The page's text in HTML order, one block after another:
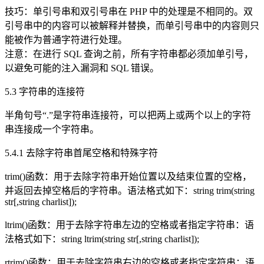
技巧：单引号串和双引号串在 PHP 中的处理是不相同的。双
引号串中的内容可以被解释并替换，而单引号串中的内容则只
能被作为普通字符进行处理。
注意：在进行 SQL 查询之前，所有字符串都必须加单引号，
以避免可能的注入漏洞和 SQL 错误。
5.3 字符串的连接符
半角句号“.”是字符串连接符，可以把两上或两个以上的字符
串连接成一个字符串。
5.4.1 去除字符串首尾空格和特殊字符
trim()函数：用于去除字符串开始位置以及结束位置的空格，
并返回去掉空格后的字符串。语法格式如下：string trim(string
str[,string charlist]);
ltrim()函数：用于去除字符串左边的空格或者指定字符串：语
法格式如下：string ltrim(string str[,string charlist]);